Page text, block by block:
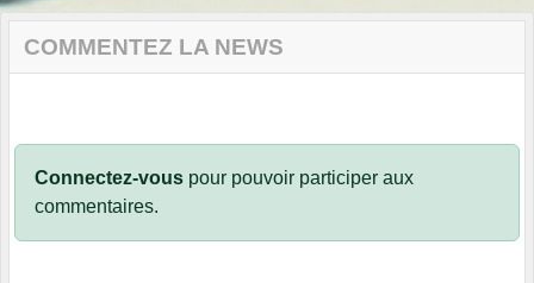
COMMENTEZ LA NEWS
Connectez-vous pour pouvoir participer aux
commentaires.